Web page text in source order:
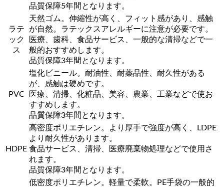
品質保障5年間となります。
ラテ
ック
ス
天然ゴム。伸縮性が高く、フィット感があり、感触
が自然。ラテックスアレルギーに注意が必要です。
医療、歯科、食品サービス、一般的な清掃などで一
般的おすすめします。
品質保障3年間となります。
PVC
塩化ビニール。耐油性、耐薬品性、耐久性がある
が、感触は硬めです。
医療、清掃、化粧品、美容、農業、工業などで使お
すすめします。
品質保障3年間となります。
HDPE
高密度ポリエチレン。より厚手で強度が高く、LDPE
より耐久性があります。
食品サービス、清掃、医療廃棄物処理などで使用さ
れます。
品質保障3年間となります。
低密度ポリエチレン。軽量で柔軟。PE手袋の一般的